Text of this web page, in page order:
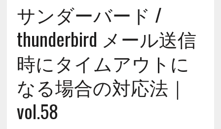
サンダーバード /
thunderbird メール送信
時にタイムアウトに
なる場合の対応法｜
vol.58